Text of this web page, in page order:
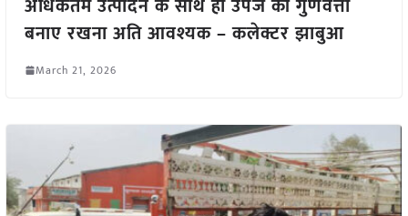
बनाए रखना अति आवश्यक – कलेक्टर झाबुआ
March 21, 2026